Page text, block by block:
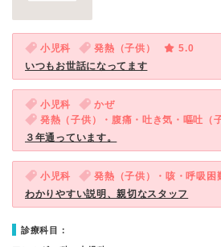
小児科 発熱（子供）
5.0
いつもお世話になってます
小児科
かぜ
発熱（子供）・腹痛・吐き気・嘔吐（子
３年通っています。
小児科 発熱（子供）・咳・呼吸困
わかりやすい説明、親切なスタッフ
診療科目：